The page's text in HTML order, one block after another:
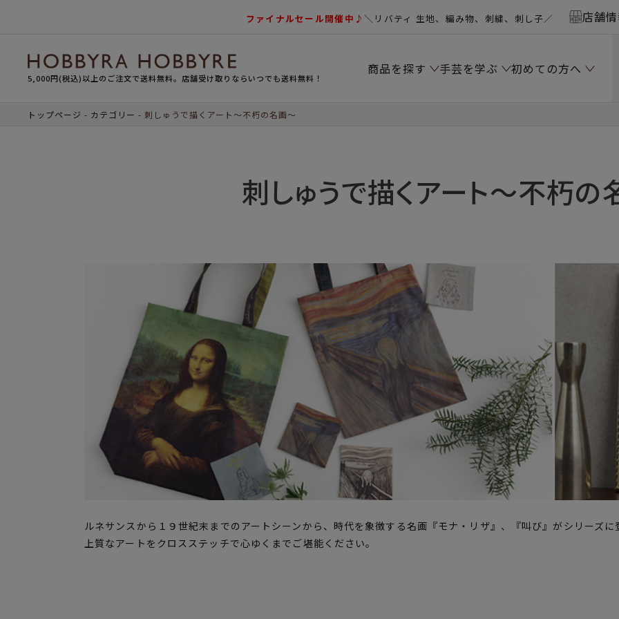
ファイナルセール開催中♪＼リバティ 生地、編み物、刺繍、刺し子／ 店舗
5,000円(税込)以上のご注文で送料無料。店舗受け取りならいつでも送料無料！
商品を探す 手芸を学ぶ 初めての方へ
トップページ カテゴリー 刺しゅうで描くアート～不朽の名画～
刺しゅうで描くアート～不朽の
ルネサンスから１９世紀末までのアートシーンから、時代を象徴する名画『モナ・リザ』、『叫び』がシリーズに
上質なアートをクロスステッチで心ゆくまでご堪能ください。